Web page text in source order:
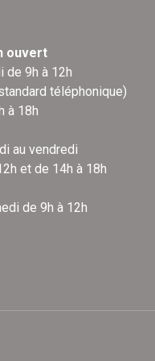
ouvert
de 9h à 12h
téléphonique)
à 18h
au vendredi
et de 14h à 18h
de 9h à 12h